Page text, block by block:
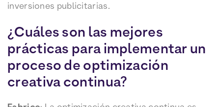
inversiones publicitarias.
¿Cuáles son las mejores
prácticas para implementar un
proceso de optimización
creativa continua?